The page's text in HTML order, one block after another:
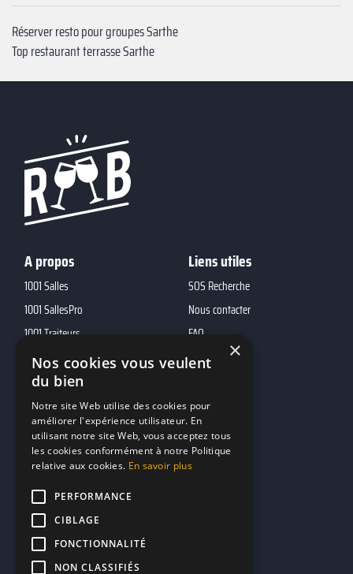
Réserver resto pour groupes Sarthe
Top restaurant terrasse Sarthe
A propos
1001 Salles
1001 SallesPro
1001 Traiteurs
1001 DJ
10h01
MP2
Liens utiles
SOS Recherche
Nous contacter
FAQ
Contacts
marketing@reserverunbar.fr
11 rue Maurice Grandcoing
94200 Ivry-sur-Seine
×
Nos cookies vous veulent
du bien
Notre site Web utilise des cookies pour
améliorer l'expérience utilisateur. En
utilisant notre site Web, vous acceptez tous
les cookies conformément à notre Politique
relative aux cookies. En savoir plus
PERFORMANCE
CIBLAGE
FONCTIONNALITÉ
NON CLASSIFIÉS